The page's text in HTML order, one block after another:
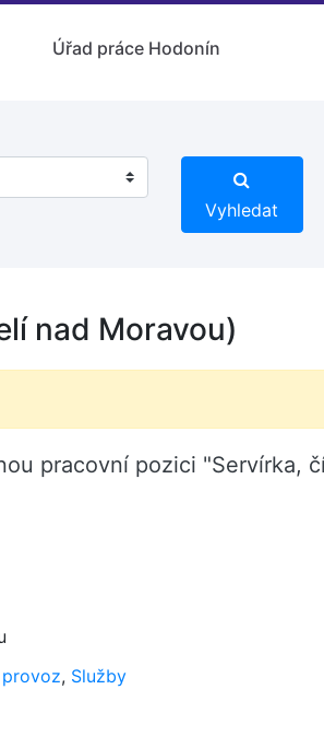
Úřad práce Hodonín
Vyhledat
nad Moravou)
pracovní pozici "Servírka,
, Služby